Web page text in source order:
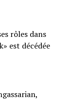
rôles dans
est décédée